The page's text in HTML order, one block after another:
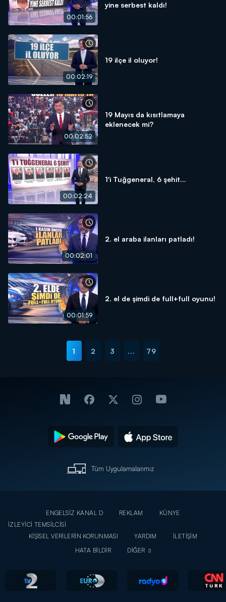
00:01:56
yine serbest kaldı!
00:02:19
19 ilçe il oluyor!
00:02:52
19 Mayıs da kısıtlamaya
eklenecek mi?
00:02:24
1'i Tuğgeneral, 6 şehit...
00:02:01
2. el araba ilanları patladı!
00:01:59
2. el de şimdi de full+full oyunu!
1 2 3 ... 79
Tüm Uygulamalarımız
ENGELSİZ KANAL D REKLAM
KÜNYE
İZLEYİCİ TEMSİLCİSİ
KİŞİSEL VERİLERİN KORUNMASI
YARDIM
İLETİŞİM
HATA BİLDİR
DİĞER